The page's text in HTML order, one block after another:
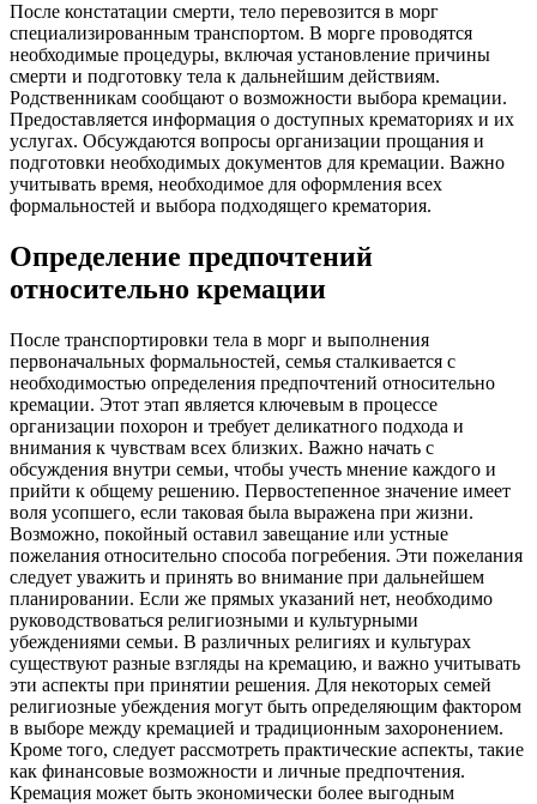
После констатации смерти, тело перевозится в морг
специализированным транспортом. В морге проводятся
необходимые процедуры, включая установление причины
смерти и подготовку тела к дальнейшим действиям.
Родственникам сообщают о возможности выбора кремации.
Предоставляется информация о доступных крематориях и их
услугах. Обсуждаются вопросы организации прощания и
подготовки необходимых документов для кремации. Важно
учитывать время, необходимое для оформления всех
формальностей и выбора подходящего крематория.
Определение предпочтений
относительно кремации
После транспортировки тела в морг и выполнения
первоначальных формальностей, семья сталкивается с
необходимостью определения предпочтений относительно
кремации. Этот этап является ключевым в процессе
организации похорон и требует деликатного подхода и
внимания к чувствам всех близких. Важно начать с
обсуждения внутри семьи, чтобы учесть мнение каждого и
прийти к общему решению. Первостепенное значение имеет
воля усопшего, если таковая была выражена при жизни.
Возможно, покойный оставил завещание или устные
пожелания относительно способа погребения. Эти пожелания
следует уважить и принять во внимание при дальнейшем
планировании. Если же прямых указаний нет, необходимо
руководствоваться религиозными и культурными
убеждениями семьи. В различных религиях и культурах
существуют разные взгляды на кремацию, и важно учитывать
эти аспекты при принятии решения. Для некоторых семей
религиозные убеждения могут быть определяющим фактором
в выборе между кремацией и традиционным захоронением.
Кроме того, следует рассмотреть практические аспекты, такие
как финансовые возможности и личные предпочтения.
Кремация может быть экономически более выгодным